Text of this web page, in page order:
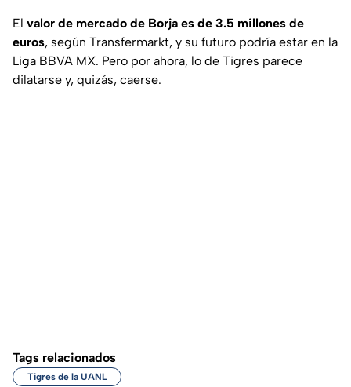
El valor de mercado de Borja es de 3.5 millones de
euros, según Transfermarkt, y su futuro podría estar en la
Liga BBVA MX. Pero por ahora, lo de Tigres parece
dilatarse y, quizás, caerse.
Tags relacionados
Tigres de la UANL